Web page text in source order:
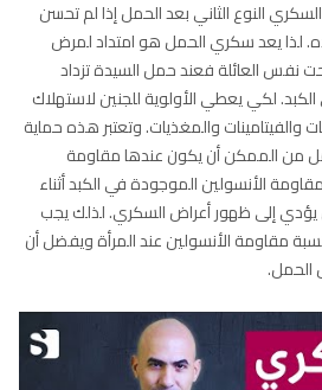
النوع الثاني بعد الحمل إذا لم تحسن
لذا يعد سكري الحمل هو امتداد لمرض
نفس العائلة فعند حمل السيدة تزداد
لكي يعطي الأولوية للجنين لاستهلاك
والفيتامينات والمغذيات. وتعتبر هذه حماية
من الممكن أن يكون عندها مقاومة
الأنسولين الموجودة في الكبد أثناء
إلى ظهور أعراض السكري. لذلك يجب
مقاومة الأنسولين عند المرأة ويفضل أن
الحمل.